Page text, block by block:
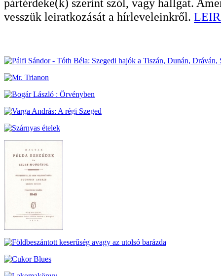
vesszük leiratkozását a hírleveleinkről.